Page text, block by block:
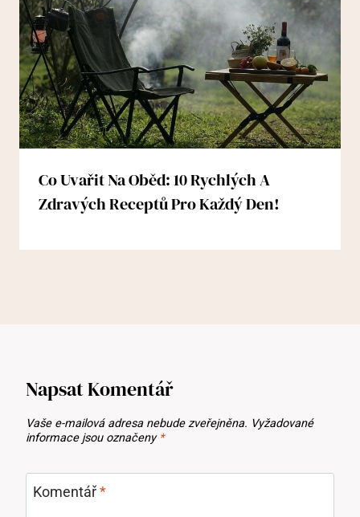
Co Uvařit Na Oběd: 10 Rychlých A
Zdravých Receptů Pro Každý Den!
Napsat Komentář
Vaše e-mailová adresa nebude zveřejněna. Vyžadované
informace jsou označeny *
Komentář*